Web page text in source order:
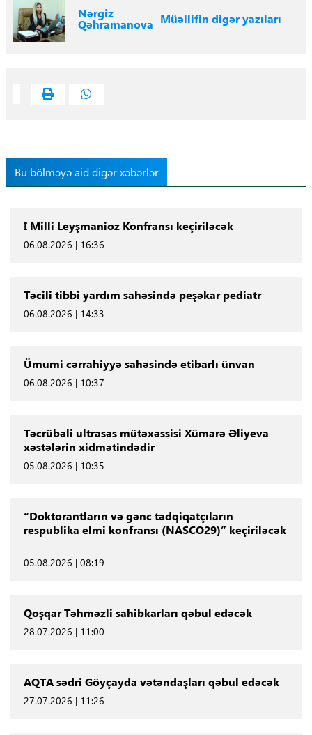
Nərgiz
Qəhramanova Müəllifin digər yazıları
Bu bölməyə aid digər xəbərlər
I Milli Leyşmanioz Konfransı keçiriləcək
06.08.2026 | 16:36
Təcili tibbi yardım sahəsində peşəkar pediatr
06.08.2026 | 14:33
Ümumi cərrahiyyə sahəsində etibarlı ünvan
06.08.2026 | 10:37
Təcrübəli ultrasəs mütəxəssisi Xümarə Əliyeva
xəstələrin xidmətindədir
05.08.2026 | 10:35
“Doktorantların və gənc tədqiqatçıların
respublika elmi konfransı (NASCO29)” keçiriləcək
05.08.2026 | 08:19
Qoşqar Təhməzli sahibkarları qəbul edəcək
28.07.2026 | 11:00
AQTA sədri Göyçayda vətəndaşları qəbul edəcək
27.07.2026 | 11:26